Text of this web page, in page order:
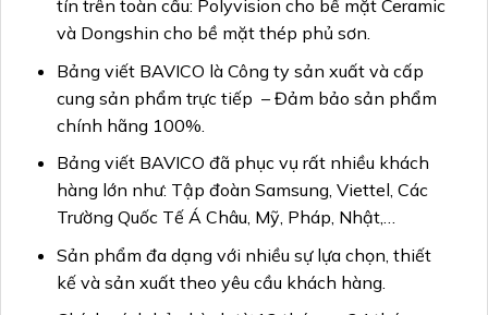
tín trên toàn cầu: Polyvision cho bề mặt Ceramic
và Dongshin cho bề mặt thép phủ sơn.
Bảng viết BAVICO là Công ty sản xuất và cấp
cung sản phẩm trực tiếp – Đảm bảo sản phẩm
chính hãng 100%.
Bảng viết BAVICO đã phục vụ rất nhiều khách
hàng lớn như: Tập đoàn Samsung, Viettel, Các
Trường Quốc Tế Á Châu, Mỹ, Pháp, Nhật,…
Sản phẩm đa dạng với nhiều sự lựa chọn, thiết
kế và sản xuất theo yêu cầu khách hàng.